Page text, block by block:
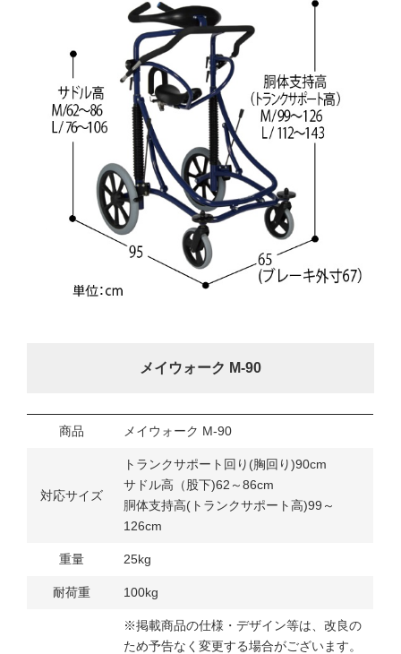
メイウォーク M-90
商品 メイウォーク M-90
対応サイズ
トランクサポート回り(胸回り)90cm
サドル高（股下)62～86cm
胴体支持高(トランクサポート高)99～
126cm
重量 25kg
耐荷重 100kg
※掲載商品の仕様・デザイン等は、改良の
ため予告なく変更する場合がございます。